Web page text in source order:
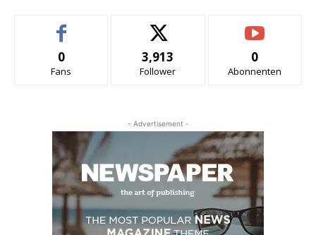
0
Fans
3,913
Follower
0
Abonnenten
- Advertisement -